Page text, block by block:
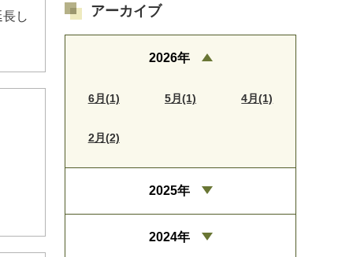
し アーカイブ
2026年
6月(1) 5月(1) 4月(1)
2月(2)
2025年
2024年